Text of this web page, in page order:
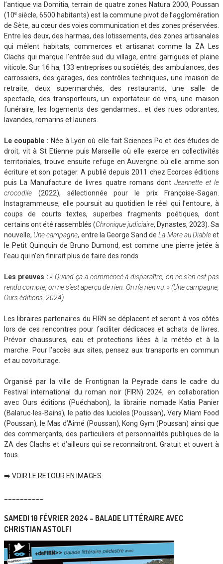
l’antique via Domitia, terrain de quatre zones Natura 2000, Poussan
(10e siècle, 6500 habitants) est la commune pivot de l’agglomération
de Sète, au cœur des voies communication et des zones préservées.
Entre les deux, des harmas, des lotissements, des zones artisanales
qui mêlent habitats, commerces et artisanat comme la ZA Les
Clachs qui marque l’entrée sud du village, entre garrigues et plaine
viticole. Sur 16 ha, 133 entreprises ou sociétés, des ambulances, des
carrossiers, des garages, des contrôles techniques, une maison de
retraite, deux supermarchés, des restaurants, une salle de
spectacle, des transporteurs, un exportateur de vins, une maison
funéraire, les logements des gendarmes… et des rues odorantes,
lavandes, romarins et lauriers.
Le coupable : Née à Lyon où elle fait Sciences Po et des études de
droit, vit à St Etienne puis Marseille où elle exerce en collectivités
territoriales, trouve ensuite refuge en Auvergne où elle arrime son
écriture et son potager. A publié depuis 2011 chez Ecorces éditions
puis La Manufacture de livres quatre romans dont Jeannette et le
crocodile (2022), sélectionnée pour le prix Françoise-Sagan.
Instagrammeuse, elle poursuit au quotidien le réel qui l’entoure, à
coups de courts textes, superbes fragments poétiques, dont
certains ont été rassemblés (Chronique judiciaire, Dynastes, 2023). Sa
nouvelle, Une campagne, entre la George Sand deLa Mare au Diableet
le Petit Quinquin de Bruno Dumond, est comme une pierre jetée à
l’eau qui n’en finirait plus de faire des ronds.
Les preuves : « Quand ça a commencé à disparaître, on ne s’en est pas
rendu compte, on ne s’est aperçu de rien. On n’a rien vu. » (Une campagne,
Ours éditions, 2024)
Les libraires partenaires du FIRN se déplacent et seront à vos côtés
lors de ces rencontres pour faciliter dédicaces et achats de livres.
Prévoir chaussures, eau et protections liées à la météo et à la
marche. Pour l’accès aux sites, pensez aux transports en commun
et au covoiturage.
Organisé par la ville de Frontignan la Peyrade dans le cadre du
Festival international du roman noir (FIRN) 2024, en collaboration
avec Ours éditions (Puéchabon), la librairie nomade Katia Panier
(Balaruc-les-Bains), le patio des lucioles (Poussan), Very Miam Food
(Poussan), le Mas d’Aimé (Poussan), Kong Gym (Poussan) ainsi que
des commerçants, des particuliers et personnalités publiques de la
ZA des Clachs et d’ailleurs qui se reconnaîtront. Gratuit et ouvert à
tous.
➡️ VOIR LE RETOUR EN IMAGES
SAMEDI 10 FÉVRIER 2024 – BALADE LITTÉRAIRE AVEC
CHRISTIAN ASTOLFI